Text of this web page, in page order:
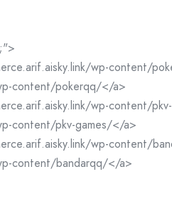
wp-content/
content/pokerqq/</a>
wp-content/
content/pkv-games/</a>
wp-content/
content/bandarqq/</a>